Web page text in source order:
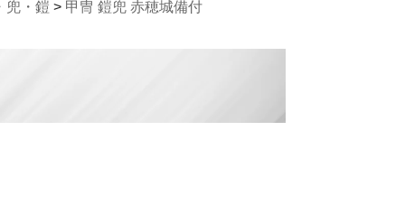
兜・鎧 > 甲冑 鎧兜 赤穂城備付